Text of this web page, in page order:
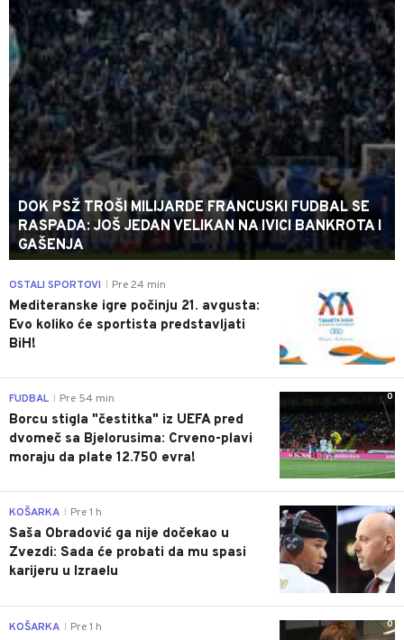
DOK PSŽ TROŠI MILIJARDE FRANCUSKI FUDBAL SE
RASPADA: JOŠ JEDAN VELIKAN NA IVICI BANKROTA I
GAŠENJA
OSTALI SPORTOVI Pre 24 min
Mediteranske igre počinju 21. avgusta:
Evo koliko će sportista predstavljati
BiH!
0
FUDBAL Pre 54 min
Borcu stigla "čestitka" iz UEFA pred
dvomeč sa Bjelorusima: Crveno-plavi
moraju da plate 12.750 evra!
0
KOŠARKA Pre 1 h
Saša Obradović ga nije dočekao u
Zvezdi: Sada će probati da mu spasi
karijeru u Izraelu
0
KOŠARKA Pre 1 h